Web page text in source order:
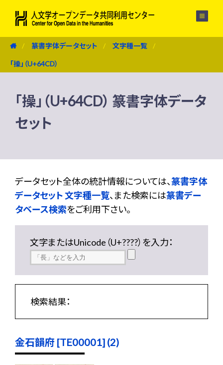
篆書字体データセット 文字種一覧
「操」（U+64CD）
「操」（U+64CD） 篆書字体データ
セット
データセット全体の統計情報については、篆書字体
データセット 文字種一覧、また検索には篆書デー
タベース検索をご利用下さい。
文字またはUnicode（U+????）を入力：
検索結果：
金石韻府 [TE00001] (2)